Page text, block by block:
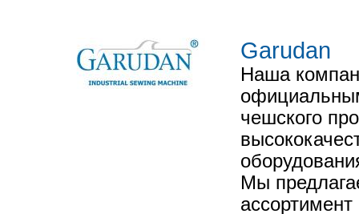
Garudan
Наша
чешского
Мы